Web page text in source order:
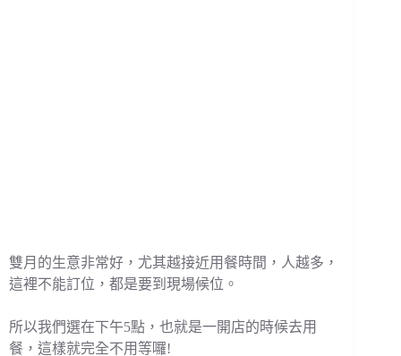
雙月的生意非常好，尤其越接近用餐時間，人越多，
這裡不能訂位，都是要到現場候位。
所以我們選在下午5點，也就是一開店的時候去用
餐，這樣就完全不用等囉!